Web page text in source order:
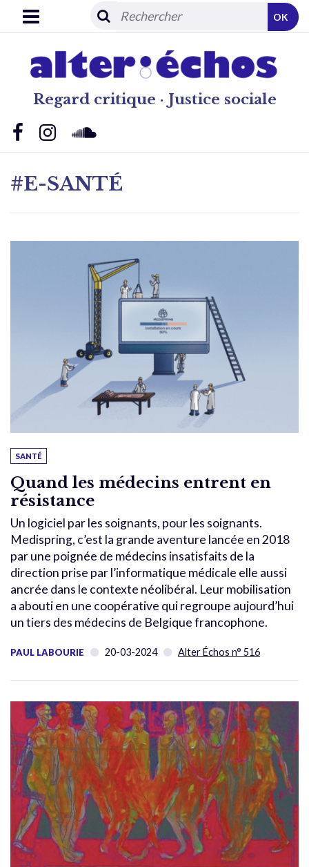
Regard critique · Justice sociale
OK
#E-SANTÉ
SANTÉ
Quand les médecins entrent en
résistance
Un logiciel par les soignants, pour les soignants.
Medispring, c’est la grande aventure lancée en 2018
par une poignée de médecins insatisfaits de la
direction prise par l’informatique médicale elle aussi
ancrée dans le contexte néolibéral. Leur mobilisation
a abouti en une coopérative qui regroupe aujourd’hui
un tiers des médecins de Belgique francophone.
PAUL LABOURIE 20-03-2024 Alter Échos n° 516